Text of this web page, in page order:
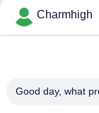
Charmhigh
Good day, what